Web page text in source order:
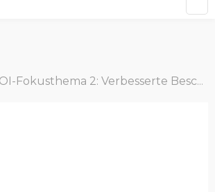
Fokusthema 2: Verbesserte Beschaffungsmetriken